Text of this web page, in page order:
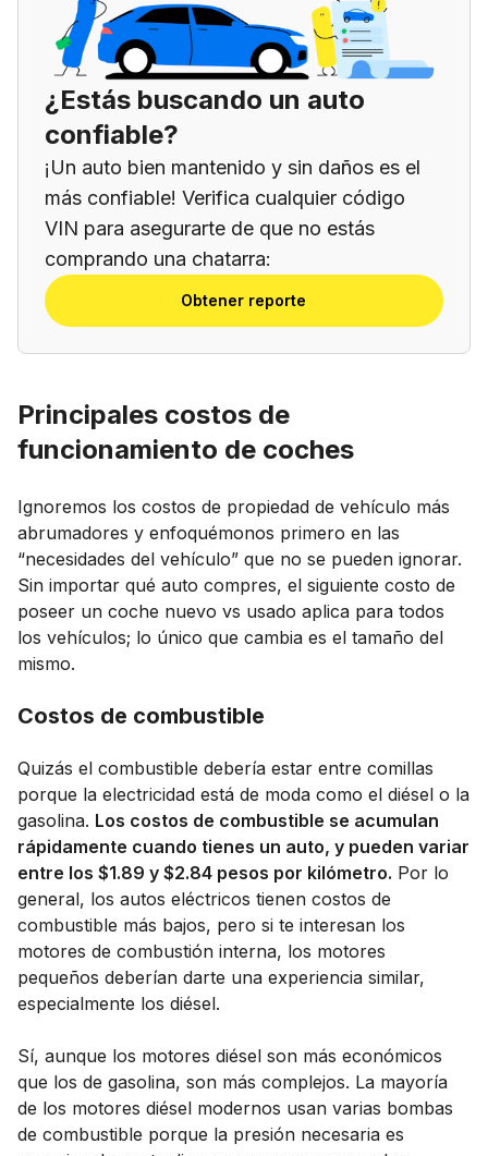
¿Estás buscando un auto
confiable?
¡Un auto bien mantenido y sin daños es el
más confiable! Verifica cualquier código
VIN para asegurarte de que no estás
comprando una chatarra:
Obtener reporte
Principales costos de
funcionamiento de coches
Ignoremos los costos de propiedad de vehículo más
abrumadores y enfoquémonos primero en las
“necesidades del vehículo” que no se pueden ignorar.
Sin importar qué auto compres, el siguiente costo de
poseer un coche nuevo vs usado aplica para todos
los vehículos; lo único que cambia es el tamaño del
mismo.
Costos de combustible
Quizás el combustible debería estar entre comillas
porque la electricidad está de moda como el diésel o la
gasolina. Los costos de combustible se acumulan
rápidamente cuando tienes un auto, y pueden variar
entre los $1.89 y $2.84 pesos por kilómetro. Por lo
general, los autos eléctricos tienen costos de
combustible más bajos, pero si te interesan los
motores de combustión interna, los motores
pequeños deberían darte una experiencia similar,
especialmente los diésel.
Sí, aunque los motores diésel son más económicos
que los de gasolina, son más complejos. La mayoría
de los motores diésel modernos usan varias bombas
de combustible porque la presión necesaria es